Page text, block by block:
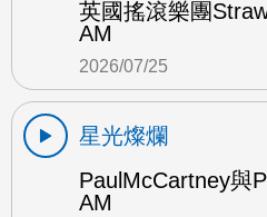
英國搖滾樂團
AM
2026/07/25
星光燦爛
PaulMcCartney與
AM